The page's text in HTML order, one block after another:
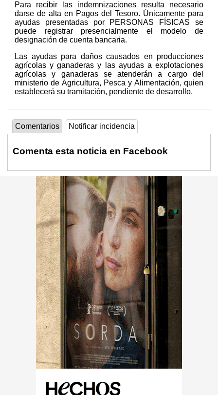
Para recibir las indemnizaciones resulta necesario
darse de alta en Pagos del Tesoro. Únicamente para
ayudas presentadas por PERSONAS FÍSICAS se
puede registrar presencialmente el modelo de
designación de cuenta bancaria.
Las ayudas para daños causados en producciones
agrícolas y ganaderas y las ayudas a explotaciones
agrícolas y ganaderas se atenderán a cargo del
ministerio de Agricultura, Pesca y Alimentación, quien
establecerá su tramitación, pendiente de desarrollo.
Comentarios Notificar incidencia
Comenta esta noticia en Facebook